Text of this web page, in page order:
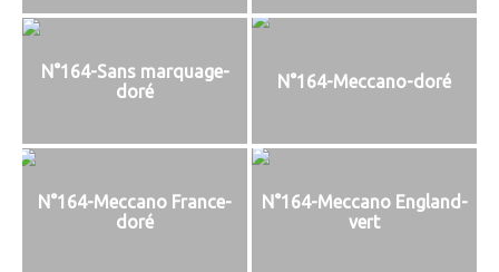
N°164-Sans marquage-
doré
N°164-Meccano-doré
N°164-Meccano France-
doré
N°164-Meccano England-
vert